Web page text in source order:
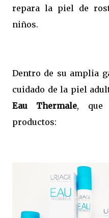
repara la piel de
niños.
Dentro de su amplia
cuidado de la piel
Eau Thermale, que
productos: